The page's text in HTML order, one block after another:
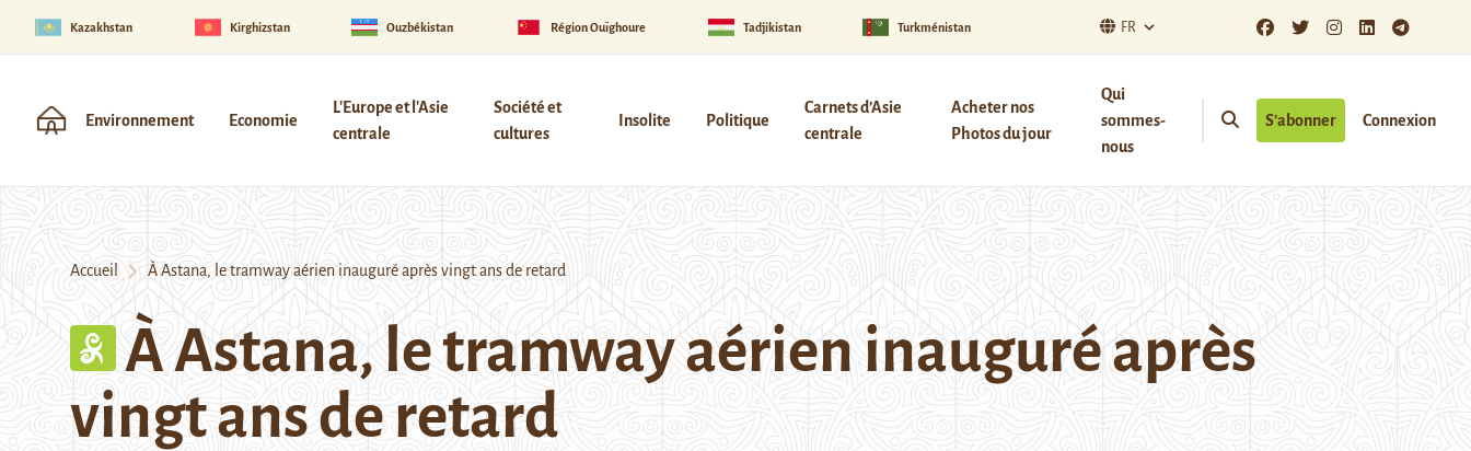
Kazakhstan Kirghizstan Ouzbékistan Région Ouïghoure Tadjikistan Turkménistan FR
Environnement Economie
L'Europe et l'Asie
centrale
Société et
cultures
Insolite Politique
Carnets d’Asie
centrale
Acheter nos
Photos du jour
Qui
sommes-
nous
S’abonner Connexion
Accueil À Astana, le tramway aérien inauguré après vingt ans de retard
À Astana, le tramway aérien inauguré après
vingt ans de retard